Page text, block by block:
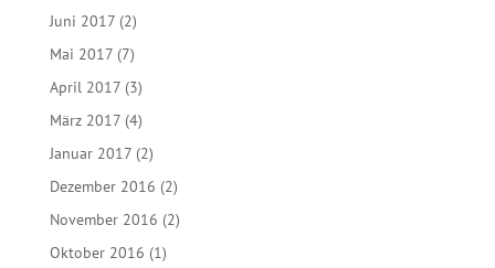
Juni 2017(2)
Mai 2017(7)
April 2017(3)
März 2017(4)
Januar 2017(2)
Dezember 2016 (2)
November 2016 (2)
Oktober 2016 (1)